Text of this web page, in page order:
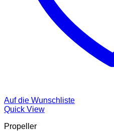
Auf die Wunschliste
Quick View
Propeller